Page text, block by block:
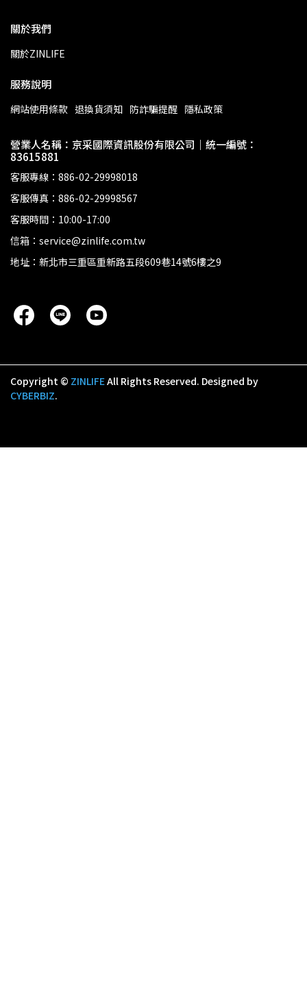
關於我們
關於ZINLIFE
服務說明
網站使用條款 退換貨須知 防詐騙提醒 隱私政策
營業人名稱：京采國際資訊股份有限公司｜統一編號：
83615881
客服專線：886-02-29998018
客服傳真：886-02-29998567
客服時間：10:00-17:00
信箱：service@zinlife.com.tw
地址：新北市三重區重新路五段609巷14號6樓之9
Copyright © ZINLIFEAll Rights Reserved. Designed by
CYBERBIZ.